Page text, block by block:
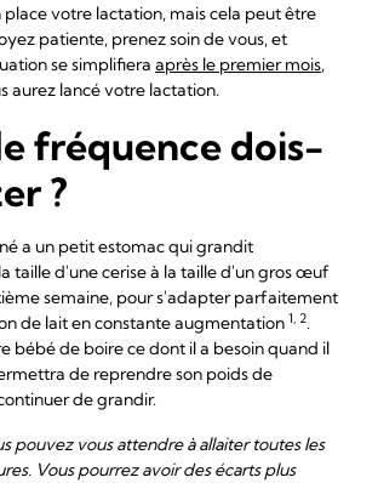
votre lactation, mais cela peut être
patiente, prenez soin de vous, et
se simplifiera après le premier mois,
aurez lancé votre lactation.
fréquence dois-
?
a un petit estomac qui grandit
taille d'une cerise à la taille d'un gros œuf
semaine, pour s'adapter parfaitement
de lait en constante augmentation 1, 2.
bébé de boire ce dont il a besoin quand il
de reprendre son poids de
de grandir.
pouvez vous attendre à allaiter toutes les
Vous pourrez avoir des écarts plus